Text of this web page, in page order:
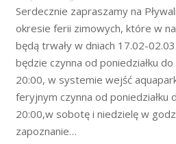
Serdecznie zapraszamy na
okresie ferii zimowych, które w
będą trwały w dniach 17.02-
będzie czynna od poniedziałku
20:00, w systemie wejść
feryjnym czynna od poniedziałku
20:00,w sobotę i niedzielę w
zapoznanie…